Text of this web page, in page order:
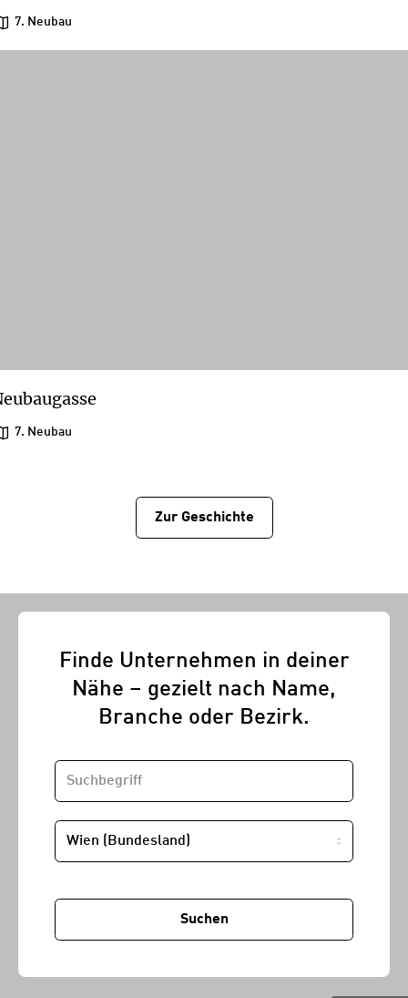
7. Neubau
7. Neubau
Zur Geschichtе
Finde Unternehmen in deiner
Nähe – gezielt nach Name,
Branche oder Bezirk.
SUCHBEGRIFF
STANDORT
Suchen